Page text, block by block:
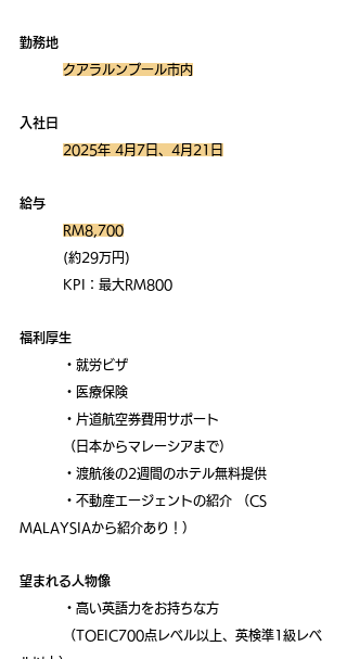
勤務地
クアラルンプール市内
入社日
2025年 4月7日、4月21日
給与
RM8,700
	(約29
万円)
	KPI：最大RM800
福利厚生
	・就労ビザ
	・医療保険
	・片道航空券費用サポート
	（日本からマレーシアまで）
	・渡航後の2週間のホテル無料提供
	・不動産エージェントの紹介
（CS
MALAYSIAから紹介あり！）
望まれる人物像
・高い英語力をお持ちな方